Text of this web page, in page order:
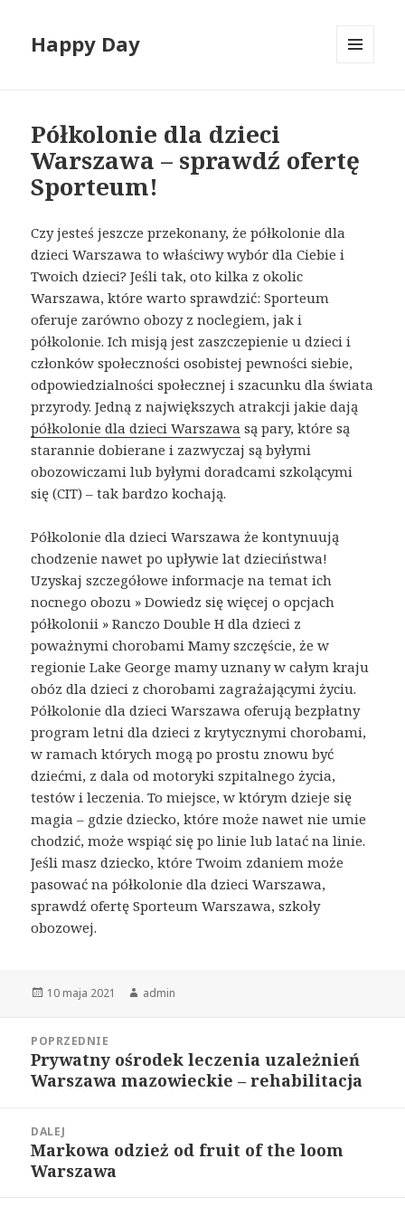
Happy Day
Półkolonie dla dzieci
Warszawa – sprawdź ofertę
Sporteum!
Czy jesteś jeszcze przekonany, że półkolonie dla
dzieci Warszawa to właściwy wybór dla Ciebie i
Twoich dzieci? Jeśli tak, oto kilka z okolic
Warszawa, które warto sprawdzić: Sporteum
oferuje zarówno obozy z noclegiem, jak i
półkolonie. Ich misją jest zaszczepienie u dzieci i
członków społeczności osobistej pewności siebie,
odpowiedzialności społecznej i szacunku dla świata
przyrody. Jedną z największych atrakcji jakie dają
półkolonie dla dzieci Warszawa są pary, które są
starannie dobierane i zazwyczaj są byłymi
obozowiczami lub byłymi doradcami szkolącymi
się (CIT) – tak bardzo kochają.
Półkolonie dla dzieci Warszawa że kontynuują
chodzenie nawet po upływie lat dzieciństwa!
Uzyskaj szczegółowe informacje na temat ich
nocnego obozu » Dowiedz się więcej o opcjach
półkolonii » Ranczo Double H dla dzieci z
poważnymi chorobami Mamy szczęście, że w
regionie Lake George mamy uznany w całym kraju
obóz dla dzieci z chorobami zagrażającymi życiu.
Półkolonie dla dzieci Warszawa oferują bezpłatny
program letni dla dzieci z krytycznymi chorobami,
w ramach których mogą po prostu znowu być
dziećmi, z dala od motoryki szpitalnego życia,
testów i leczenia. To miejsce, w którym dzieje się
magia – gdzie dziecko, które może nawet nie umie
chodzić, może wspiąć się po linie lub latać na linie.
Jeśli masz dziecko, które Twoim zdaniem może
pasować na półkolonie dla dzieci Warszawa,
sprawdź ofertę Sporteum Warszawa, szkoły
obozowej.
Opublikowano
10 maja 2021 Autor
admin
wpisuPOPRZEDNIE
Poprzedni
wpis:
Prywatny ośrodek leczenia uzależnień
Warszawa mazowieckie – rehabilitacja
DALEJ
Następny
wpis:
Markowa odzież od fruit of the loom
Warszawa